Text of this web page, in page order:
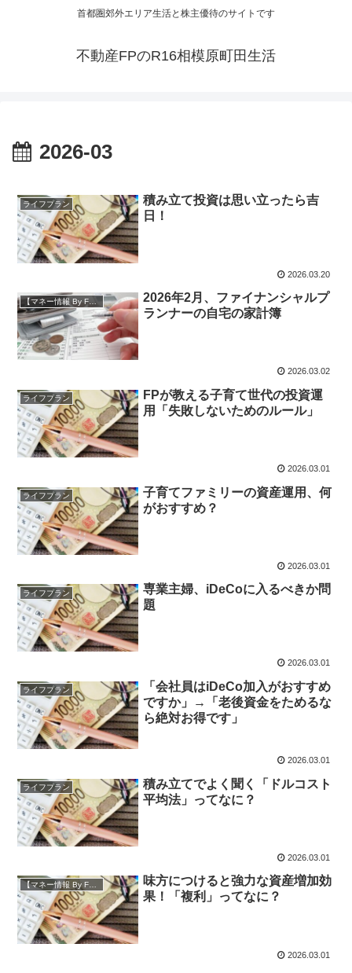
首都圏郊外エリア生活と株主優待のサイトです
不動産FPのR16相模原町田生活
2026-03
ライフプラン
積み立て投資は思い立ったら吉
日！
2026.03.20
【マネー情報 By FP】
2026年2月、ファイナンシャルプ
ランナーの自宅の家計簿
2026.03.02
ライフプラン
FPが教える子育て世代の投資運
用「失敗しないためのルール」
2026.03.01
ライフプラン
子育てファミリーの資産運用、何
がおすすめ？
2026.03.01
ライフプラン
専業主婦、iDeCoに入るべきか問
題
2026.03.01
ライフプラン
「会社員はiDeCo加入がおすすめ
ですか」→「老後資金をためるな
ら絶対お得です」
2026.03.01
ライフプラン
積み立てでよく聞く「ドルコスト
平均法」ってなに？
2026.03.01
【マネー情報 By FP】
味方につけると強力な資産増加効
果！「複利」ってなに？
2026.03.01